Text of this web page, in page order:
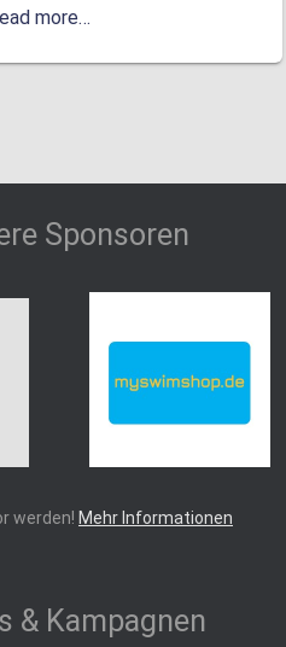
more…
Sponsoren
werden! Mehr Informationen
& Kampagnen